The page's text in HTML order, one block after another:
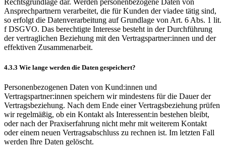
Rechtsgrundlage dar. Werden personenbezogene Daten von
Ansprechpartnern verarbeitet, die für Kunden der viadee tätig sind,
so erfolgt die Datenverarbeitung auf Grundlage von Art. 6 Abs. 1 lit.
f DSGVO. Das berechtigte Interesse besteht in der Durchführung
der vertraglichen Beziehung mit den Vertragspartner:innen und der
effektiven Zusammenarbeit.
4.3.3 Wie lange werden die Daten gespeichert?
Personenbezogenen Daten von Kund:innen und
Vertragspartner:innen speichern wir mindestens für die Dauer der
Vertragsbeziehung. Nach dem Ende einer Vertragsbeziehung prüfen
wir regelmäßig, ob ein Kontakt als Interessent:in bestehen bleibt,
oder nach der Praxiserfahrung nicht mehr mit weiterem Kontakt
oder einem neuen Vertragsabschluss zu rechnen ist. Im letzten Fall
werden Ihre Daten gelöscht.